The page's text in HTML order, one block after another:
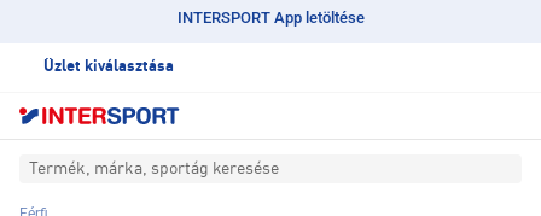
INTERSPORT App letöltése
Üzlet kiválasztása
Termék, márka, sportág keresése